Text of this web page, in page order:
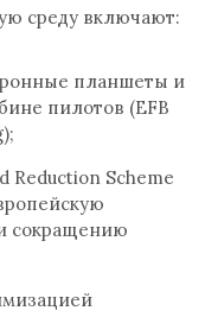
среду включают:
планшеты и
пилотов (EFB
Reduction Scheme
сокращению